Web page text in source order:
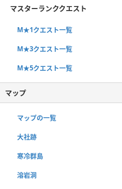
マスターランククエスト
M★1クエスト一覧
M★3クエスト一覧
M★5クエスト一覧
マップ
マップの一覧
大社跡
寒冷群島
溶岩洞